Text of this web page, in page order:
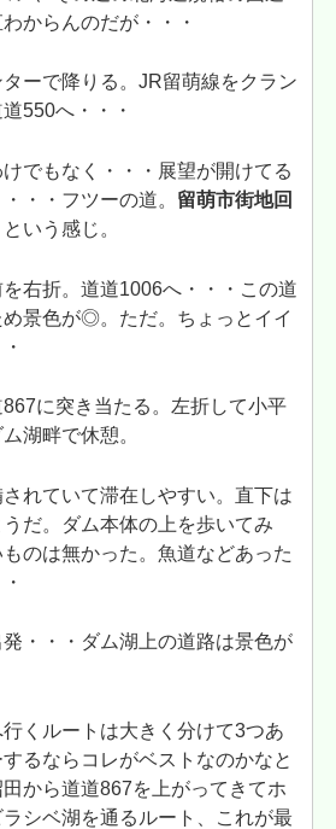
からんのだが・・・
ーで降りる。JR留萌線をクラン
550へ・・・
でもなく・・・展望が開けてる
・・フツーの道。 留萌市街地回
いう感じ。
右折。道道1006へ・・・この道
景色が◎。ただ。ちょっとイイ
に突き当たる。左折して小平
湖畔で休憩。
れていて滞在しやすい。直下は
だ。ダム本体の上を歩いてみ
のは無かった。魚道などあった
・・・ダム湖上の道路は景色が
くルートは大きく分けて3つあ
るならコレがベストなのかなと
から道道867を上がってきてホ
シベ湖を通るルート、これが最